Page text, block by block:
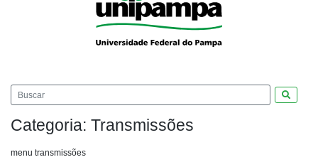
Categoria: Transmissões
menu transmissões